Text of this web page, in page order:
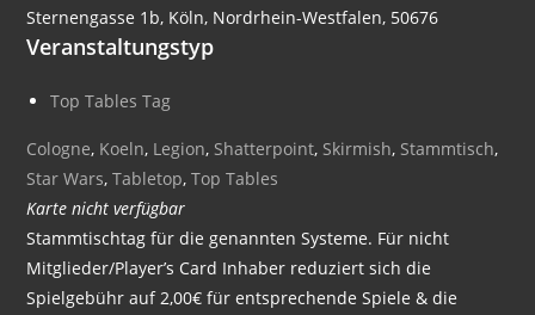
Sternengasse 1b, Köln, Nordrhein-Westfalen, 50676
Veranstaltungstyp
Top Tables Tag
Cologne, Koeln, Legion, Shatterpoint, Skirmish, Stammtisch,
Star Wars,Tabletop,Top Tables
Karte nicht verfügbar
Stammtischtag für die genannten Systeme. Für nicht
Mitglieder/Player’s Card Inhaber reduziert sich die
Spielgebühr auf 2,00€ für entsprechende Spiele & die